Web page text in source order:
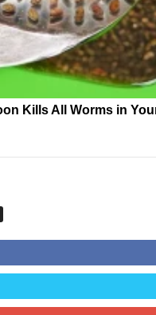
Kills All Worms in